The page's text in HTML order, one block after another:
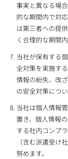
事実と異なる場
的な期間内で対
は第三者への提
く合理的な期間
当社が保有する
全対策を実施す
情報の紛失、改
の安全対策につ
当社は個人情報
置き、個人情報
する社内コンプ
（含む派遣受け
努めます。